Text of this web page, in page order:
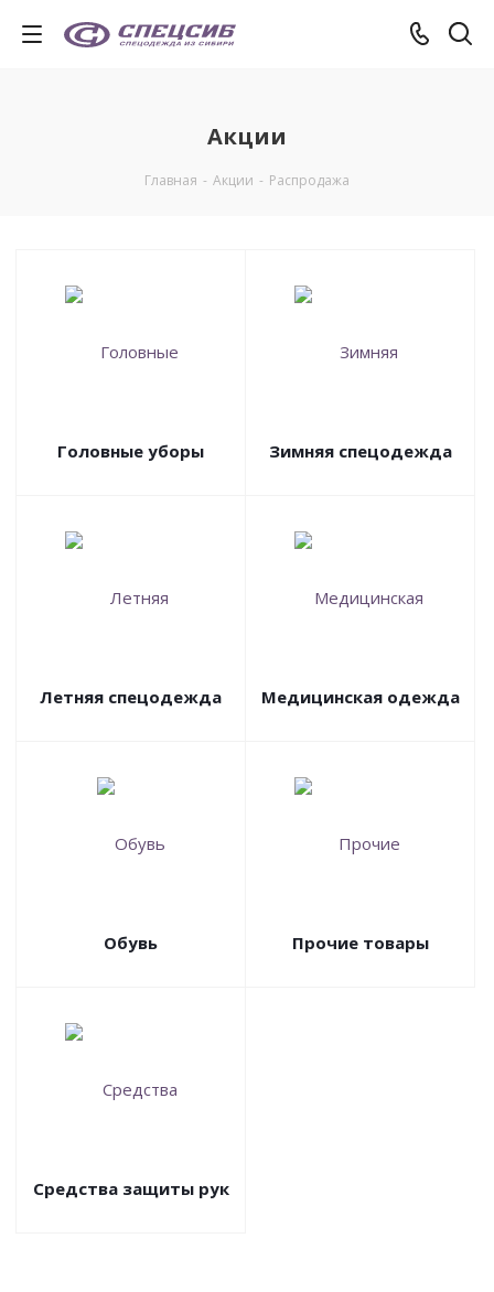
Акции
Главная - Акции - Распродажа
Головные уборы Зимняя спецодежда
Летняя спецодежда Медицинская одежда
Обувь Прочие товары
Средства защиты рук